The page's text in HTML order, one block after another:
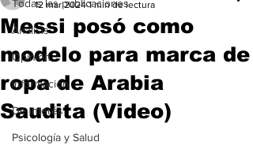
Todas las publicaciones
Análisis
Opinión
Información
De interés
Psicología y Salud
Messi posó como
modelo para marca de
ropa de Arabia
Saudita (Video)
12 mar 2024 1 min de lectura